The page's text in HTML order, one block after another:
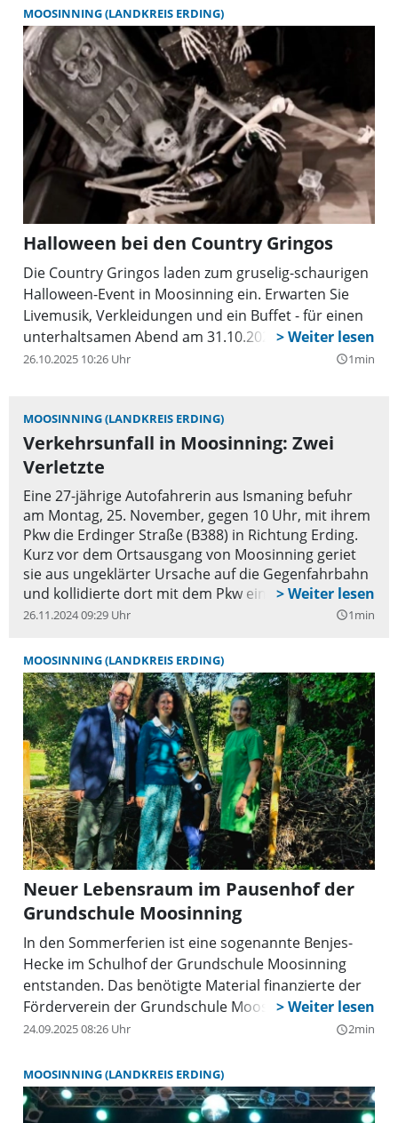
MOOSINNING (LANDKREIS ERDING)
Halloween bei den Country Gringos
Die Country Gringos laden zum gruselig-schaurigen
Halloween-Event in Moosinning ein. Erwarten Sie
Livemusik, Verkleidungen und ein Buffet - für einen
unterhaltsamen Abend am 31.10.2025!
26.10.2025 10:26 Uhr query_builder1min
MOOSINNING (LANDKREIS ERDING)
Verkehrsunfall in Moosinning: Zwei
Verletzte
Eine 27-jährige Autofahrerin aus Ismaning befuhr
am Montag, 25. November, gegen 10 Uhr, mit ihrem
Pkw die Erdinger Straße (B388) in Richtung Erding.
Kurz vor dem Ortsausgang von Moosinning geriet
sie aus ungeklärter Ursache auf die Gegenfahrbahn
und kollidierte dort mit dem Pkw eines 49-Jährigen.
26.11.2024 09:29 Uhr query_builder1min
MOOSINNING (LANDKREIS ERDING)
Neuer Lebensraum im Pausenhof der
Grundschule Moosinning
In den Sommerferien ist eine sogenannte Benjes-
Hecke im Schulhof der Grundschule Moosinning
entstanden. Das benötigte Material finanzierte der
Förderverein der Grundschule Moosinning.
24.09.2025 08:26 Uhr query_builder2min
MOOSINNING (LANDKREIS ERDING)